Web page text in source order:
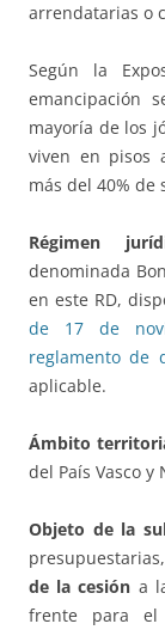
arrendatarias o
Según la
emancipación
mayoría de los
viven en pisos
más del 40% de
Régimen
denominada
en este RD,
de 17 de
reglamento de
aplicable.
Ámbito
del País Vasco y
Objeto de la
de la cesión a
frente para el